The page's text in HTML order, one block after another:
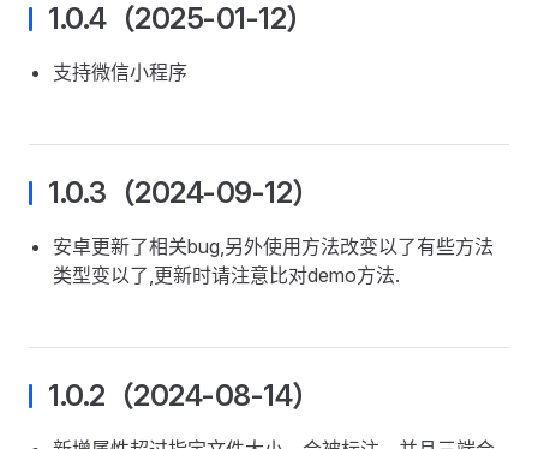
1.0.4（2025-01-12）
支持微信小程序
1.0.3（2024-09-12）
安卓更新了相关bug,另外使用方法改变以了有些方法
类型变以了,更新时请注意比对demo方法.
1.0.2（2024-08-14）